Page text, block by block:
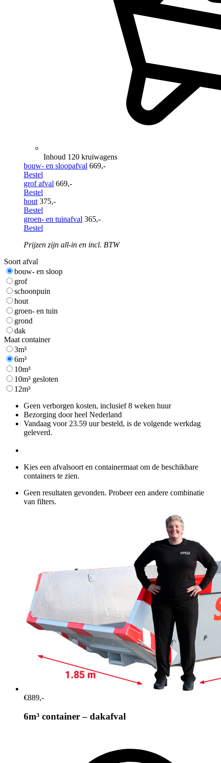
Inhoud 120 kruiwagens
bouw- en sloopafval 669,-
Bestel
grof afval 669,-
Bestel
hout 375,-
Bestel
groen- en tuinafval 365,-
Bestel
Prijzen zijn all-in en incl. BTW
Soort afval
bouw- en sloop
grof
schoonpuin
hout
groen- en tuin
grond
dak
Maat container
3m³
6m³
10m³
10m³ gesloten
12m³
Geen verborgen kosten, inclusief 8 weken huur
Bezorging door heel Nederland
Vandaag voor 23.59 uur besteld, is de volgende werkdag
geleverd.
Kies een afvalsoort en containermaat om de beschikbare
containers te zien.
Geen resultaten gevonden. Probeer een andere combinatie
van filters.
€889,-
6m³ container – dakafval